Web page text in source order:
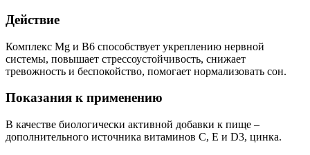
Действие
Комплекс Mg и B6 способствует укреплению нервной
системы, повышает стрессоустойчивость, снижает
тревожность и беспокойство, помогает нормализовать сон.
Показания к применению
В качестве биологически активной добавки к пище –
дополнительного источника витаминов С, Е и D3, цинка.